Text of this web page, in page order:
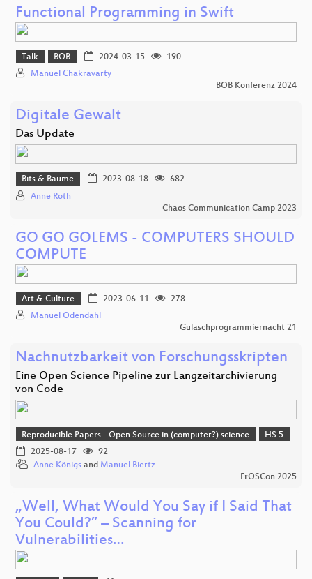
Functional Programming in Swift
Talk BOB 2024-03-15
190
Manuel Chakravarty
BOB Konferenz 2024
Digitale Gewalt
Das Update
Bits & Bäume 2023-08-18
682
Anne Roth
Chaos Communication Camp 2023
GO GO GOLEMS - COMPUTERS SHOULD
COMPUTE
Art & Culture 2023-06-11
278
Manuel Odendahl
Gulaschprogrammiernacht 21
Nachnutzbarkeit von Forschungsskripten
Eine Open Science Pipeline zur Langzeitarchivierung
von Code
Reproducible Papers - Open Source in (computer?) science
HS 5
2025-08-17
92
Anne Königs and Manuel Biertz
FrOSCon 2025
„Well, What Would You Say if I Said That
You Could?” – Scanning for
Vulnerabilities…